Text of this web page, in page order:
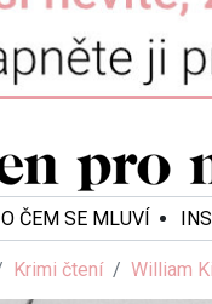
O ČEM SE MLUVÍ
Krimi čtení William